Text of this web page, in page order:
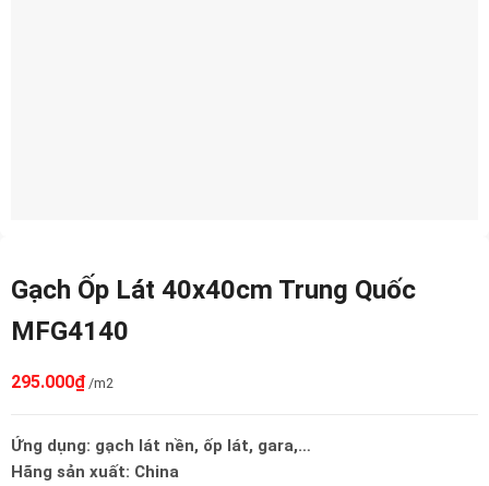
Gạch Ốp Lát 40x40cm Trung Quốc
MFG4140
295.000₫ /m2
Ứng dụng: gạch lát nền, ốp lát, gara,…
Hãng sản xuất: China